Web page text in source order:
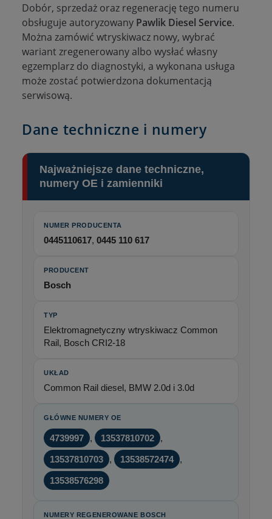
Dobór, sprzedaż oraz regenerację tego numeru
obsługuje autoryzowany Pawlik Diesel Service.
Można zamówić wtryskiwacz nowy, wybrać
wariant zregenerowany albo wysłać własny
egzemplarz do diagnostyki, a wykonana usługa
może zostać potwierdzona dokumentacją
serwisową.
Dane techniczne i numery
Najważniejsze dane techniczne,
numery OE i zamienniki
NUMER PRODUCENTA
0445110617, 0445 110 617
PRODUCENT
Bosch
TYP
Elektromagnetyczny wtryskiwacz Common
Rail, Bosch CRI2-18
UKŁAD
Common Rail diesel, BMW 2.0d i 3.0d
GŁÓWNE NUMERY OE
4739997 , 13537810702 ,
13537810703 , 13538572474 ,
13538576298
NUMERY REGENEROWANE BOSCH